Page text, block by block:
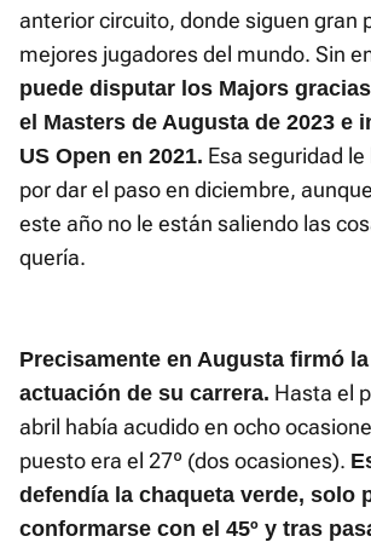
anterior circuito, donde siguen gran
mejores jugadores del mundo. Sin
puede disputar los Majors
el Masters de Augusta de 2023 e
US Open en 2021. Esa seguridad
por dar el paso en diciembre,
este año no le están saliendo las
quería.
Precisamente en Augusta firmó
actuación de su carrera. Hasta el
abril había acudido en ocho
puesto era el 27º (dos ocasiones).
defendía la chaqueta verde, solo
conformarse con el 45º y tras